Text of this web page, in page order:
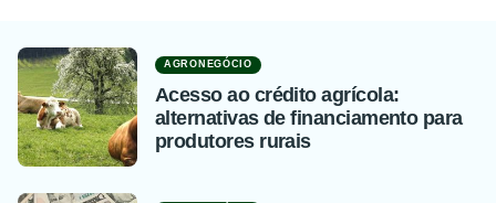
AGRONEGÓCIO
Acesso ao crédito agrícola:
alternativas de financiamento para
produtores rurais